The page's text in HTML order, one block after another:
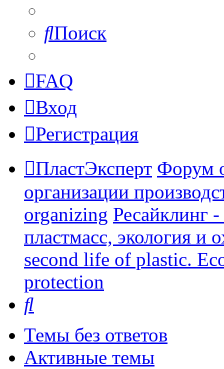
Поиск
FAQ
Вход
Регистрация
ПластЭксперт Форум
организации
organizing Ресайклинг
пластмасс, экология и
second life of plastic.
protection
Темы без ответов
Активные темы